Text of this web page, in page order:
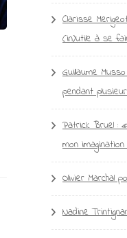
Clarisse
(in)utile à se
Guillaume
pendant
Patrick Bruel :
mon
Olivier Marchal
Nadine